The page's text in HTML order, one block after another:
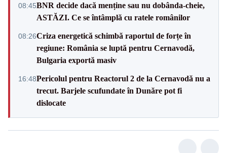
08:45BNR decide dacă menține sau nu dobânda-cheie,
ASTĂZI. Ce se întâmplă cu ratele românilor
08:26Criza energetică schimbă raportul de forțe în
regiune: România se luptă pentru Cernavodă,
Bulgaria exportă masiv
16:48Pericolul pentru Reactorul 2 de la Cernavodă nu a
trecut. Barjele scufundate în Dunăre pot fi
dislocate